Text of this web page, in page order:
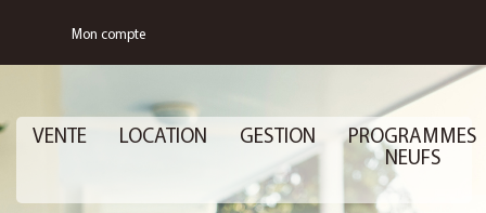
Mon compte
VENTE LOCATION GESTION
PROGRAMMES
NEUFS